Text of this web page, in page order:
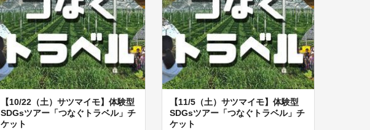
【10/22（土）サツマイモ】体験型
SDGsツアー「つなぐトラベル」チ
ケット
【11/5（土）サツマイモ】体験型
SDGsツアー「つなぐトラベル」チ
ケット